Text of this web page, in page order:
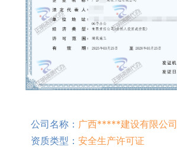
公司名称： 广西*****建设有限公司
资质类型： 安全生产许可证